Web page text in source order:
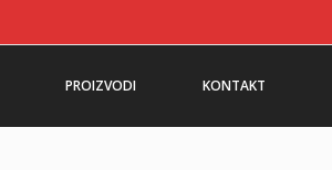
PROIZVODI KONTAKT